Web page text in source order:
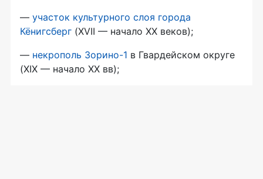
— участок культурного слоя города
Кёнигсберг (XVII — начало XX веков);
— некрополь Зорино-1 в Гвардейском округе
(XIX — начало XX вв);